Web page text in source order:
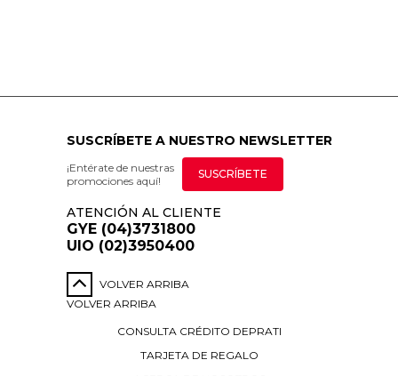
SUSCRÍBETE A NUESTRO NEWSLETTER
¡Entérate de nuestras
promociones aquí!
SUSCRÍBETE
ATENCIÓN AL CLIENTE
GYE (04)3731800
UIO (02)3950400
VOLVER ARRIBA
VOLVER ARRIBA
CONSULTA CRÉDITO DEPRATI
TARJETA DE REGALO